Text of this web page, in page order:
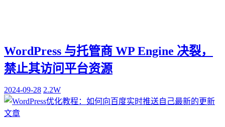
WordPress 与托管商 WP Engine 决裂，
禁止其访问平台资源
2024-09-28 2.2W